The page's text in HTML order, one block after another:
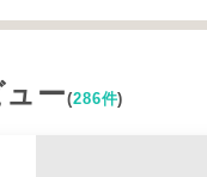
ー(286件)